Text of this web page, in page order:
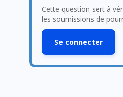
Cette question sert à
les soumissions de